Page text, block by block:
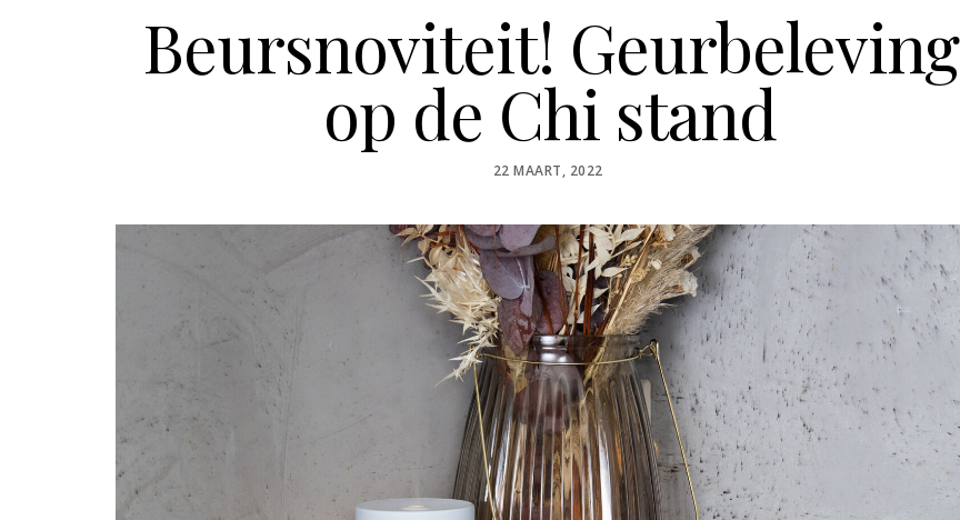
Beursnoviteit! Geurbeleving
op de Chi stand
POSTED
22 MAART, 2022